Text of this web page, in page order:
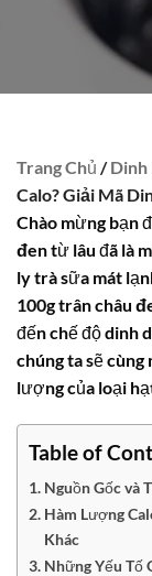
Trang Chủ /
Calo? Giải Mã
Chào mừng bạn
đentừ lâu đã là
ly trà sữa mát
100g trân châu
đến chế độ dinh
chúng ta sẽ cùng
lượng của loại
Table of
Nguồn Gốc và
Hàm Lượng
Khác
Những Yếu Tố